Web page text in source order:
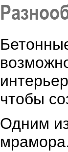
чтобы
Одним